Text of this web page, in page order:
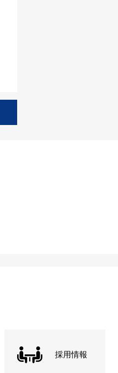
採用情報